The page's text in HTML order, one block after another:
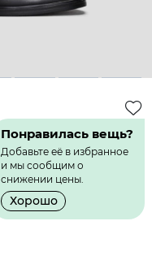
6 7 8
Понравилась вещь?
Добавьте её в избранное
и мы сообщим о
снижении цены.
Хорошо